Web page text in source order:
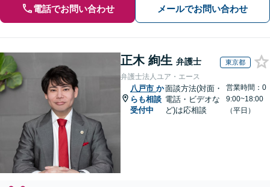
電話でお問い合わせ メールでお問い合わせ
正木 絢生 弁護士 東京都
弁護士法人ユア・エース
八戸市 か
らも相談
受付中
面談方法(対面・
電話・ビデオな
ど)は応相談
営業時間：0
9:00~18:00
（平日）